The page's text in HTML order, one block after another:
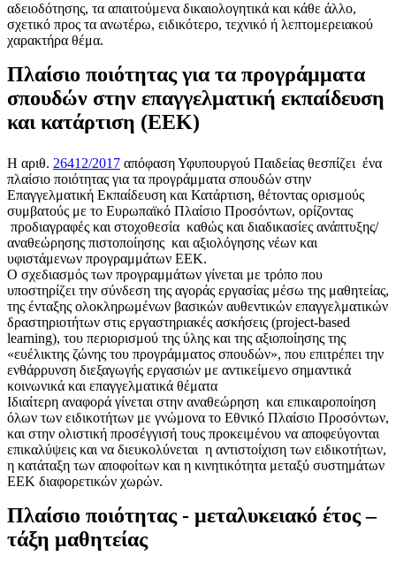
αδειοδότησης, τα απαιτούμενα δικαιολογητικά και κάθε άλλο,
σχετικό προς τα ανωτέρω, ειδικότερο, τεχνικό ή λεπτομερειακού
χαρακτήρα θέμα.
Πλαίσιο ποιότητας για τα προγράμματα
σπουδών στην επαγγελματική εκπαίδευση
και κατάρτιση (ΕΕΚ)
Η αριθ. 26412/2017 απόφαση Υφυπουργού Παιδείας θεσπίζει ένα
πλαίσιο ποιότητας για τα προγράμματα σπουδών στην
Επαγγελματική Εκπαίδευση και Κατάρτιση, θέτοντας ορισμούς
συμβατούς με το Ευρωπαϊκό Πλαίσιο Προσόντων, ορίζοντας
προδιαγραφές και στοχοθεσία καθώς και διαδικασίες ανάπτυξης/
αναθεώρησης πιστοποίησης και αξιολόγησης νέων και
υφιστάμενων προγραμμάτων ΕΕΚ.
Ο σχεδιασμός των προγραμμάτων γίνεται με τρόπο που
υποστηρίζει την σύνδεση της αγοράς εργασίας μέσω της μαθητείας,
της ένταξης ολοκληρωμένων βασικών αυθεντικών επαγγελματικών
δραστηριοτήτων στις εργαστηριακές ασκήσεις (project-based
learning), του περιορισμού της ύλης και της αξιοποίησης της
«ευέλικτης ζώνης του προγράμματος σπουδών», που επιτρέπει την
ενθάρρυνση διεξαγωγής εργασιών με αντικείμενο σημαντικά
κοινωνικά και επαγγελματικά θέματα
Ιδιαίτερη αναφορά γίνεται στην αναθεώρηση και επικαιροποίηση
όλων των ειδικοτήτων με γνώμονα το Εθνικό Πλαίσιο Προσόντων,
και στην ολιστική προσέγγισή τους προκειμένου να αποφεύγονται
επικαλύψεις και να διευκολύνεται η αντιστοίχιση των ειδικοτήτων,
η κατάταξη των αποφοίτων και η κινητικότητα μεταξύ συστημάτων
ΕΕΚ διαφορετικών χωρών.
Πλαίσιο ποιότητας - μεταλυκειακό έτος –
τάξη μαθητείας